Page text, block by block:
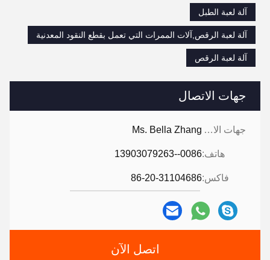
جهات الاتصال
جهات الاتصال: Ms. Bella Zhang
هاتف:0086--13903079263
فاكس:86-20-31104686
اتصل الآن
آلة لعبة الطبل
آلة لعبة الرقص,آلات الممرات التي تعمل بقطع النقود المعدنية
آلة لعبة الرقص